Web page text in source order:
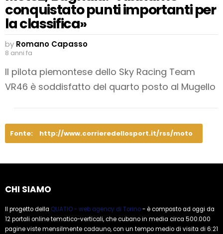
conquistato punti importanti per
la classifica»
by Romano Capasso
8 anni fa
Il pilota piemontese dello Sky Racing Team
VR46 è soddisfatto del quarto posto al Mugello
Fonte: http://www.corrieredellosport.it/rss/moto
CHI SIAMO
Il progetto della QUATIO - web agency di Torino- è composto ad oggi da
12 portali online tematico-verticali, che cubano in media circa 500.000
pagine viste mensilmente cadauno, con un tempo medio di visita di 6:21